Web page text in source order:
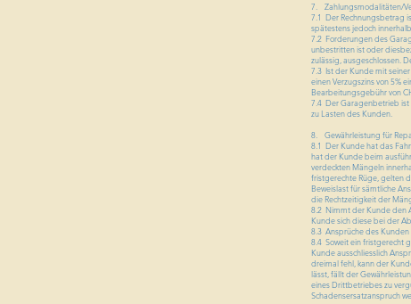
7. Zahlungsmodalitäten/
7.1 Der Rechnungsbetrag
spätestens jedoch
7.2 Forderungen des
unbestritten ist oder
zulässig, ausgeschlossen.
7.3 Ist der Kunde mit
einen Verzugszins von 5%
Bearbeitungsgebühr von
7.4 Der Garagenbetrieb ist
zu Lasten des Kunden.
8. Gewährleistung für
8.1 Der Kunde hat das
hat der Kunde beim
verdeckten Mängeln
fristgerechte Rüge, gelten
Beweislast für sämtliche
die Rechtzeitigkeit der
8.2 Nimmt der Kunde den
Kunde sich diese bei der
8.3 Ansprüche des Kunden
8.4 Soweit ein fristgerecht
Kunde ausschliesslich
dreimal fehl, kann der
lässt, fällt der
eines Drittbetriebes zu
Schadensersatzanspruch